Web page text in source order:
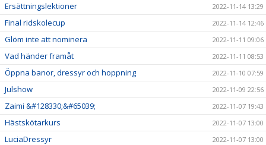
Ersättningslektioner 2022-11-14 13:29
Final ridskolecup 2022-11-14 12:46
Glöm inte att nominera 2022-11-11 09:06
Vad händer framåt 2022-11-11 08:53
Öppna banor, dressyr och hoppning 2022-11-10 07:59
Julshow 2022-11-09 22:56
Zaimi &#128330;&#65039; 2022-11-07 19:43
Hästskötarkurs 2022-11-07 13:00
LuciaDressyr 2022-11-07 13:00